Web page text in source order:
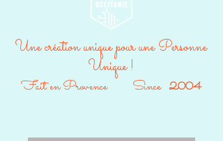
Une création unique pour une Personne
Unique !
Fait en Provence Since 2004